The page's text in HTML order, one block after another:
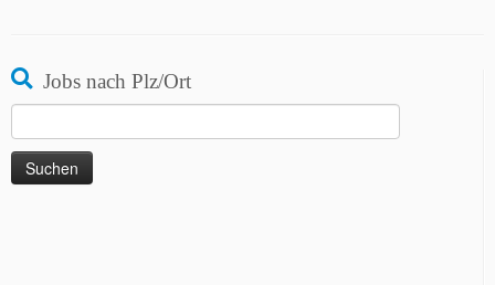
Jobs nach Plz/Ort
nach: